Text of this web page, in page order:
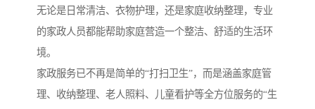
无论是日常清洁、衣物护理，还是家庭收纳整理，专业
的家政人员都能帮助家庭营造一个整洁、舒适的生活环
境。
家政服务已不再是简单的“打扫卫生”，而是涵盖家庭管
理、收纳整理、老人照料、儿童看护等全方位服务的“生